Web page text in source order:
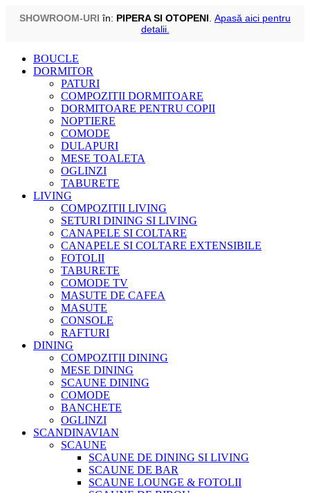
SHOWROOM-URI în: PIPERA SI OTOPENI Apasă aici pentru
detalii.
content
BOUCLE
DORMITOR
PATURI
COMPOZITII DORMITOARE
DORMITOARE PENTRU COPII
NOPTIERE
COMODE
DULAPURI
MESE TOALETA
OGLINZI
TABURETE
LIVING
COMPOZITII LIVING
SETURI DINING SI LIVING
CANAPELE SI COLTARE
CANAPELE SI COLTARE EXTENSIBILE
FOTOLII
TABURETE
COMODE TV
MASUTE DE CAFEA
MASUTE
CONSOLE
RAFTURI
DINING
COMPOZITII DINING
MESE DINING
SCAUNE DINING
COMODE
BANCHETE
OGLINZI
SCANDINAVIAN
SCAUNE
SCAUNE DE DINING SI LIVING
SCAUNE DE BAR
SCAUNE LOUNGE & FOTOLII